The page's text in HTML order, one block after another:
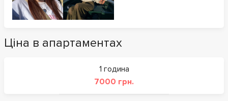
Ціна в апартаментах
1 година
7000 грн.